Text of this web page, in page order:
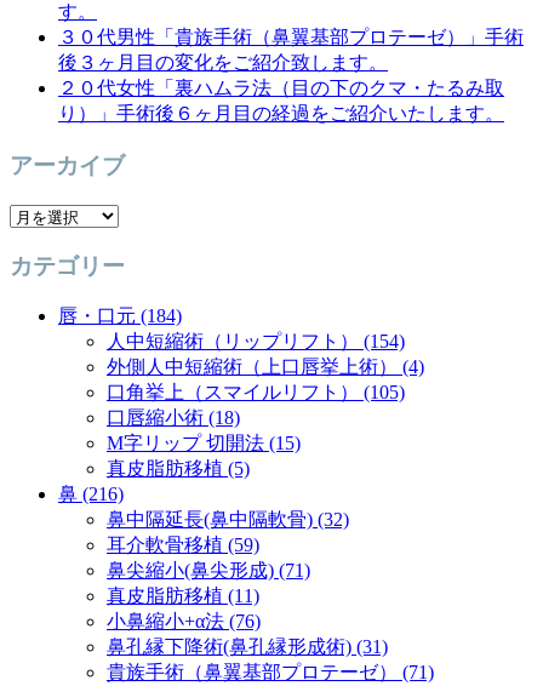
す。
３０代男性「貴族手術（鼻翼基部プロテーゼ）」手術
後３ヶ月目の変化をご紹介致します。
２０代女性「裏ハムラ法（目の下のクマ・たるみ取
り）」手術後６ヶ月目の経過をご紹介いたします。
アーカイブ
ア
カ
カテゴリー
唇・口元 (184)
人中短縮術（リップリフト） (154)
外側人中短縮術（上口唇挙上術） (4)
口角挙上（スマイルリフト） (105)
口唇縮小術 (18)
M字リップ 切開法 (15)
真皮脂肪移植 (5)
鼻 (216)
鼻中隔延長(鼻中隔軟骨) (32)
耳介軟骨移植 (59)
鼻尖縮小(鼻尖形成) (71)
真皮脂肪移植 (11)
小鼻縮小+α法 (76)
鼻孔縁下降術(鼻孔縁形成術) (31)
貴族手術（鼻翼基部プロテーゼ） (71)